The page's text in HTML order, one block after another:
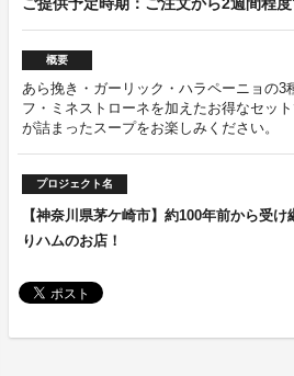
概要
あら挽き・ガーリック・ハラペーニョの3
フ・ミネストローネを加えたお得なセッ
が詰まったスープをお楽しみください。
プロジェクト名
【神奈川県茅ケ崎市】約100年前から受
りハムのお店！